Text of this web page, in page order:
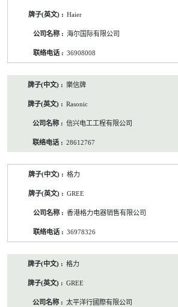
Haier
海尔国际有限公司
36908008
樂信牌
Rasonic
信兴电工工程有限公司
28612767
格力
GREE
香港格力电器销售有限公司
36978326
格力
GREE
太平洋行國際有限公司